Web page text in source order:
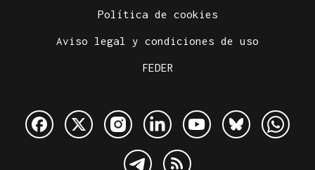
Política de cookies
Aviso legal y condiciones de uso
FEDER